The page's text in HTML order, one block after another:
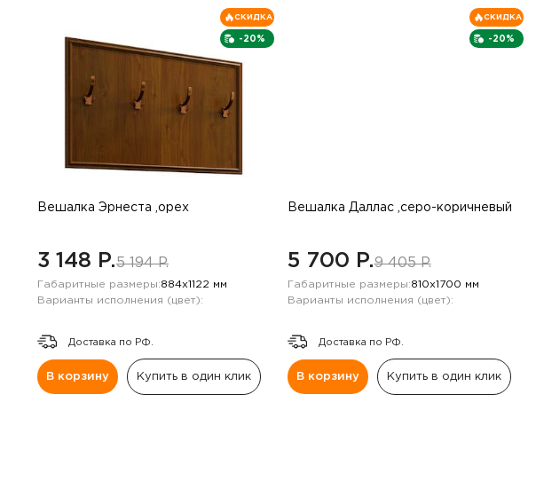
-20%
СКИДКА
Вешалка Эрнеста ,орех
3 148 P.5 194 P.
Габаритные размеры:884х1122 мм
Варианты исполнения (цвет):
Доставка по РФ.
В корзину Купить в один клик
-20%
СКИДКА
Вешалка Даллас ,серо-коричневый
5 700 P.9 405 P.
Габаритные размеры:810х1700 мм
Варианты исполнения (цвет):
Доставка по РФ.
В корзину Купить в один клик